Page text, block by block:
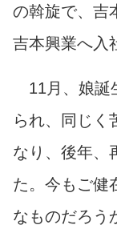
の斡旋で、吉
吉本興業へ入
11月、娘誕
られ、同じく
なり 、後年、
た。今もご
なものだろう